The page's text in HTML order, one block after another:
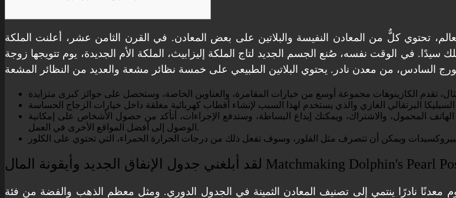
في الوقت نفسه، صُنع الجسم الجديد لتاج الملكة إليزابيث، الملكة الأم الجديدة، يوم تتويجها زوجة
السادس، من معدن نادر.
المحمول، والاشتراك، ويمكنك إيداع البساطة، وستدفع الإجراءات، أتأكد من حصول الأشخاص على إمكانية
الوصول إلى أفضل المواقع الأخرى في العمل.
معدنًا نادرًا ينتمي إلى تصنيف المعادن الثمينة في الجدول الدوري. ومثل معظم الذهب والفضة من فئة